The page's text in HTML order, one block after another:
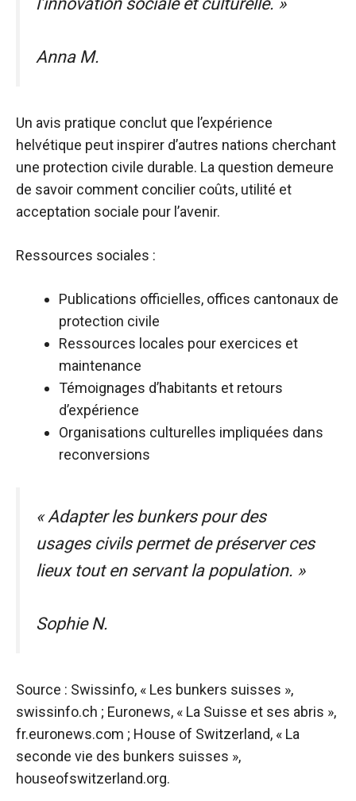
Anna M.
Un avis pratique conclut que l’expérience
helvétique peut inspirer d’autres nations cherchant
une protection civile durable. La question demeure
de savoir comment concilier coûts, utilité et
acceptation sociale pour l’avenir.
Ressources sociales :
Publications officielles, offices cantonaux de
protection civile
Ressources locales pour exercices et
maintenance
Témoignages d’habitants et retours
d’expérience
Organisations culturelles impliquées dans
reconversions
« Adapter les bunkers pour des
usages civils permet de préserver ces
lieux tout en servant la population. »
Sophie N.
Source : Swissinfo, « Les bunkers suisses »,
swissinfo.ch ; Euronews, « La Suisse et ses abris »,
fr.euronews.com ; House of Switzerland, « La
seconde vie des bunkers suisses »,
houseofswitzerland.org.